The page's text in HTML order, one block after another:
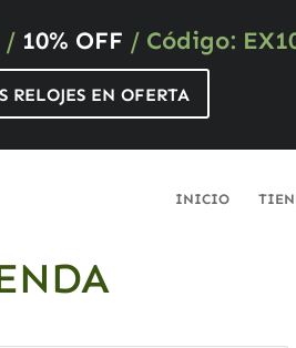
10% OFF / Código:
RELOJES EN OFERTA
INICIO